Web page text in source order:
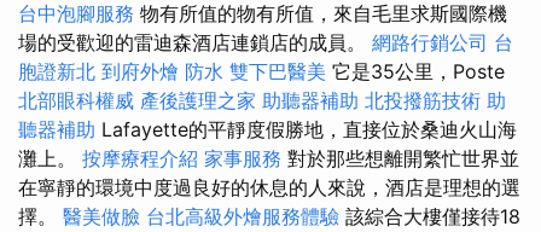
台中泡腳服務 物有所值的物有所值，來自毛里求斯國際機
場的受歡迎的雷迪森酒店連鎖店的成員。 網路行銷公司 台
胞證新北 到府外燴 防水 雙下巴醫美 它是35公里，Poste
北部眼科權威 產後護理之家 助聽器補助 北投撥筋技術 助
聽器補助 Lafayette的平靜度假勝地，直接位於桑迪火山海
灘上。 按摩療程介紹 家事服務 對於那些想離開繁忙世界並
在寧靜的環境中度過良好的休息的人來說，酒店是理想的選
擇。 醫美做臉 台北高級外燴服務體驗 該綜合大樓僅接待18